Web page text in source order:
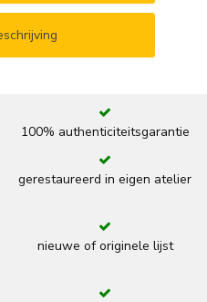
100% authenticiteitsgarantie
gerestaureerd in eigen atelier
nieuwe of originele lijst